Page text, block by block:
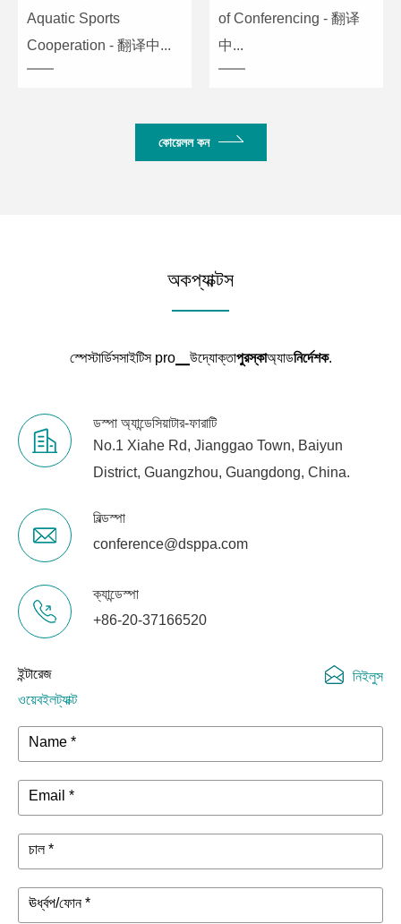
Aquatic Sports
Cooperation - 翻译中...
of Conferencing - 翻译
中...
কোয়েলল কন
অকপ্যাক্টস
স্পেস্টার্ডিসসাইটিস pro▁উদ্যোক্তাপুরস্কাঅ্যাডনির্দেশক.
ডস্পা অ্যান্ডেসিয়াটার-ফারাটি
No.1 Xiahe Rd, Jianggao Town, Baiyun
District, Guangzhou, Guangdong, China.
বিল্ডস্পা
conference@dsppa.com
ক্যান্ডেস্পা
+86-20-37166520
ইন্টারেজ
ওয়েবইলট্যাক্ট
নিইলুস
Name *
Email *
চাল *
ঊর্ধ্বপ/ফোন *